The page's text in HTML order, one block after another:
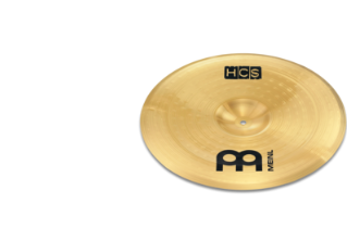
2 of 5 stars 3 of 5